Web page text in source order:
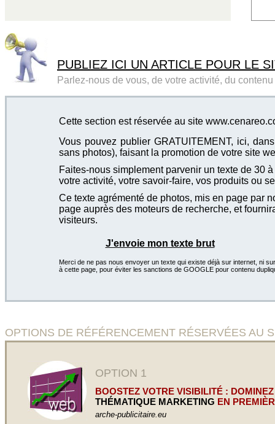
PUBLIEZ ICI UN ARTICLE POUR LE
Parlez-nous de vous, de votre activité, du
Cette section est réservée au site
Vous pouvez publier GRATUITEMENT, ici,
sans photos), faisant la promotion de votre site
Faites-nous simplement parvenir un texte de 30
votre activité, votre savoir-faire, vos produits ou
Ce texte agrémenté de photos, mis en page par
page auprès des moteurs de recherche, et
visiteurs.
J'envoie mon texte brut
Merci de ne pas nous envoyer un texte qui existe déjà sur internet, ni
à cette page, pour éviter les sanctions de GOOGLE pour contenu
OPTIONS DE RÉFÉRENCEMENT RÉSERVÉES AU
OPTION 1
BOOSTEZ VOTRE VISIBILITÉ :
THÉMATIQUE MARKETING EN
arche-publicitaire.eu